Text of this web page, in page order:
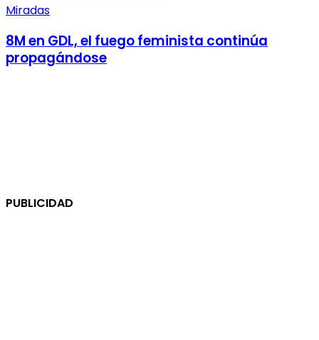
Miradas
8M en GDL, el fuego feminista continúa
propagándose
PUBLICIDAD